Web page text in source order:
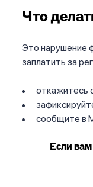
Что
Это нарушение
заплатить за
откажитесь
сообщите в
Если